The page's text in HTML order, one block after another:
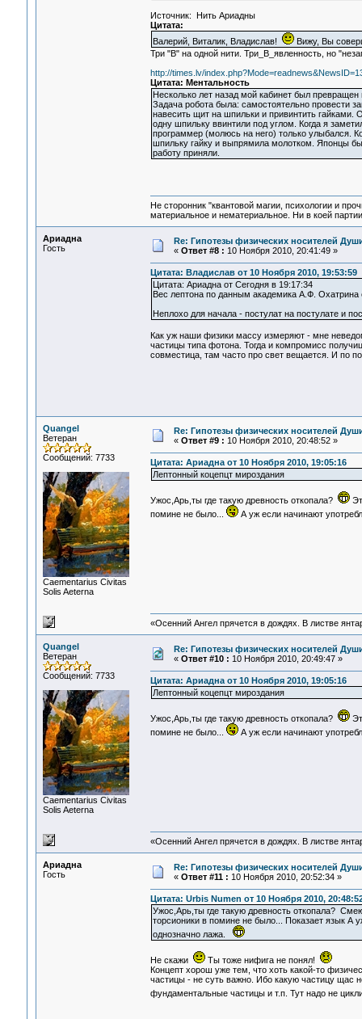
Источник: Нить Ариадны
Цитата:
Валерий, Виталик, Владислав!
Вижу, Вы
Три "В" на одной нити. Три_В_явленность, но
http://times.lv/
Цитата: Ментальность
Несколько лет назад мой кабинет был
Задача робота была: самостоятельно провести
навесить щит на шпильки и привинтить гайками.
одну шпильку ввинтили под углом. Когда я
программер (молюсь на него) только улыбался.
шпильку гайку и выпрямила молотком. Японцы
работу приняли.
Не сторонник "квантовой магии, психологии и
материальное и нематериальное. Ни в коей
Ариадна
Гость
Re: Гипотезы физических носителей
« Ответ #8 : 10 Ноября 2010, 20:41:49 »
Цитата: Владислав от 10 Ноября 2010, 19:53:59
Цитата: Ариадна от Сегодня в 19:17:34
Вес лептона по данным академика А.Ф. Охатрина
Неплохо для начала - постулат на постулате и
Как уж наши физики массу измеряют - мне
частицы типа фотона. Тогда и компромисс
совместица, там часто про свет вещается. И по
Quangel
Ветеран
Сообщений: 7733
Сaementarius Civitas
Solis Aeterna
Re: Гипотезы физических носителей
« Ответ #9 : 10 Ноября 2010, 20:48:52 »
Цитата: Ариадна от 10 Ноября 2010, 19:05:16
Лептонный коцепцт мироздания
Ужос,Арь,ты где такую древность откопала?
помине не было...
А уж если начинают
«Осенний Ангел прячется в дождях. В листве
Quangel
Ветеран
Сообщений: 7733
Сaementarius Civitas
Solis Aeterna
Re: Гипотезы физических носителей
« Ответ #10 : 10 Ноября 2010, 20:49:47 »
Цитата: Ариадна от 10 Ноября 2010, 19:05:16
Лептонный коцепцт мироздания
Ужос,Арь,ты где такую древность откопала?
помине не было...
А уж если начинают
«Осенний Ангел прячется в дождях. В листве
Ариадна
Гость
Re: Гипотезы физических носителей
« Ответ #11 : 10 Ноября 2010, 20:52:34 »
Цитата: Urbis Numen от 10 Ноября 2010,
Ужос,Арь,ты где такую древность откопала?
торсионики в помине не было... Показает язык А
однозначно лажа.
Не скажи
Ты тоже нифига не понял!
Концепт хорош уже тем, что хоть какой-то
частицы - не суть важно. Ибо какую частицу щас
фундаментальные частицы и т.п. Тут надо не